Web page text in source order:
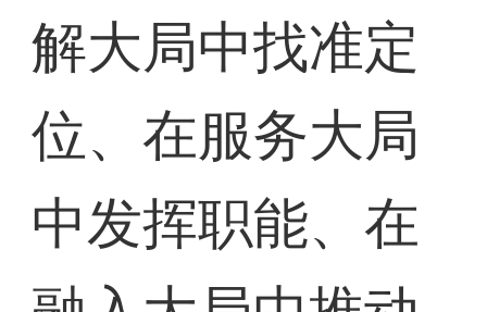
解大局中找准定
位、在服务大局
中发挥职能、在